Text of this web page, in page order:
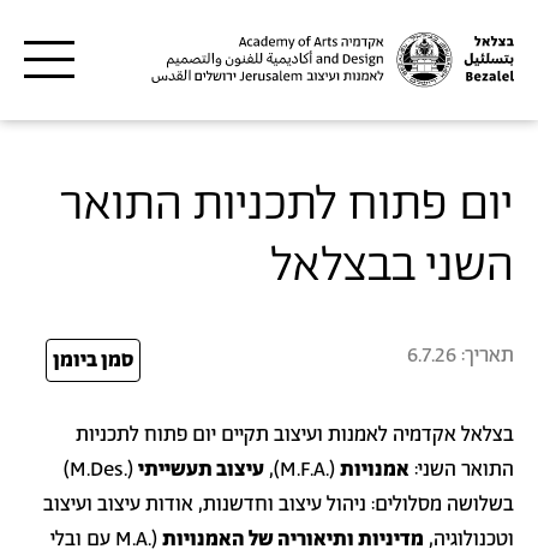
יום פתוח לתכניות התואר
השני בבצלאל
תאריך: 6.7.26 סמן ביומן
בצלאל אקדמיה לאמנות ועיצוב תקיים יום פתוח לתכניות
התואר השני: אמנויות(.M.F.A), עיצוב תעשייתי
(.M.Des)
בשלושה מסלולים: ניהול עיצוב וחדשנות, אודות עיצוב ועיצוב
וטכנולוגיה, מדיניות ותיאוריה של האמנויות
(.M.A עם ובלי